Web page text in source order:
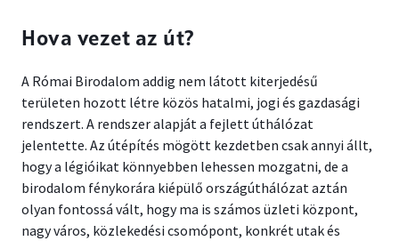
Hova vezet az út?
A Római Birodalom addig nem látott kiterjedésű
területen hozott létre közös hatalmi, jogi és gazdasági
rendszert. A rendszer alapját a fejlett úthálózat
jelentette. Az útépítés mögött kezdetben csak annyi állt,
hogy a légióikat könnyebben lehessen mozgatni, de a
birodalom fénykorára kiépülő országúthálózat aztán
olyan fontossá vált, hogy ma is számos üzleti központ,
nagy város, közlekedési csomópont, konkrét utak és